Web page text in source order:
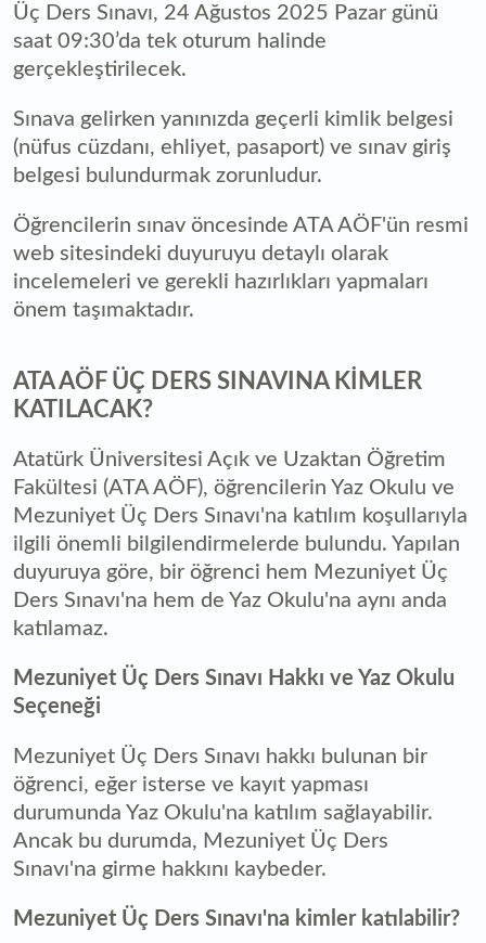
Üç Ders Sınavı, 24 Ağustos 2025 Pazar günü
saat 09:30’da tek oturum halinde
gerçekleştirilecek.
Sınava gelirken yanınızda geçerli kimlik belgesi
(nüfus cüzdanı, ehliyet, pasaport) ve sınav giriş
belgesi bulundurmak zorunludur.
Öğrencilerin sınav öncesinde ATA AÖF'ün resmi
web sitesindeki duyuruyu detaylı olarak
incelemeleri ve gerekli hazırlıkları yapmaları
önem taşımaktadır.
ATA AÖF ÜÇ DERS SINAVINA KİMLER
KATILACAK?
Atatürk Üniversitesi Açık ve Uzaktan Öğretim
Fakültesi (ATA AÖF), öğrencilerin Yaz Okulu ve
Mezuniyet Üç Ders Sınavı'na katılım koşullarıyla
ilgili önemli bilgilendirmelerde bulundu. Yapılan
duyuruya göre, bir öğrenci hem Mezuniyet Üç
Ders Sınavı'na hem de Yaz Okulu'na aynı anda
katılamaz.
Mezuniyet Üç Ders Sınavı Hakkı ve Yaz Okulu
Seçeneği
Mezuniyet Üç Ders Sınavı hakkı bulunan bir
öğrenci, eğer isterse ve kayıt yapması
durumunda Yaz Okulu'na katılım sağlayabilir.
Ancak bu durumda, Mezuniyet Üç Ders
Sınavı'na girme hakkını kaybeder.
Mezuniyet Üç Ders Sınavı'na kimler katılabilir?